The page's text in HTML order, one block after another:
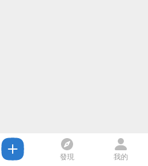
發現 我的